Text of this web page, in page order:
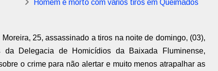
Homem é morto com vários tiros em Queimados
25, assassinado a tiros na noite de domingo, (03),
Delegacia de Homicídios da Baixada Fluminense,
o crime para não alertar e muito menos atrapalhar as